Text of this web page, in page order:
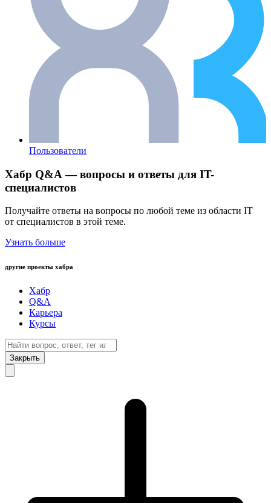
Пользователи
Хабр Q&A — вопросы и ответы для IT-
специалистов
Получайте ответы на вопросы по любой теме из области IT
от специалистов в этой теме.
Узнать больше
другие проекты хабра
Хабр
Q&A
Карьера
Курсы
Закрыть